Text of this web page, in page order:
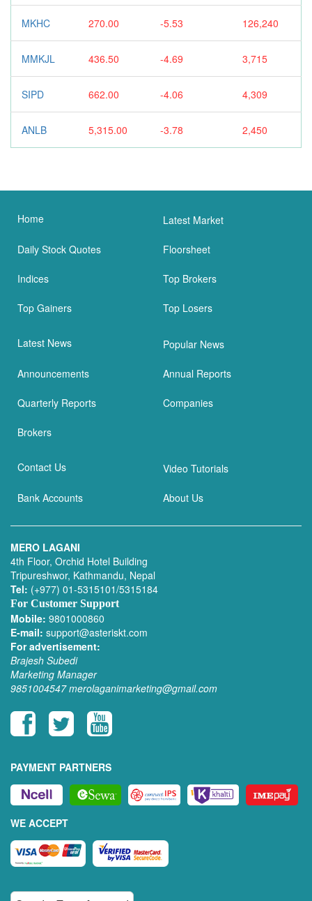
MKHC 270.00 -5.53 126,240
MMKJL 436.50 -4.69 3,715
SIPD 662.00 -4.06 4,309
ANLB 5,315.00 -3.78 2,450
Home Latest Market
Daily Stock Quotes Floorsheet
Indices Top Brokers
Top Gainers Top Losers
Latest News Popular News
Announcements Annual Reports
Quarterly Reports Companies
Brokers
Contact Us Video Tutorials
Bank Accounts About Us
MERO LAGANI
4th Floor, Orchid Hotel Building
Tripureshwor, Kathmandu, Nepal
Tel: (+977) 01-5315101/5315184
For Customer Support
Mobile: 9801000860
E-mail: support@asteriskt.com
For advertisement:
Brajesh Subedi
Marketing Manager
9851004547 merolaganimarketing@gmail.com
PAYMENT PARTNERS
WE ACCEPT